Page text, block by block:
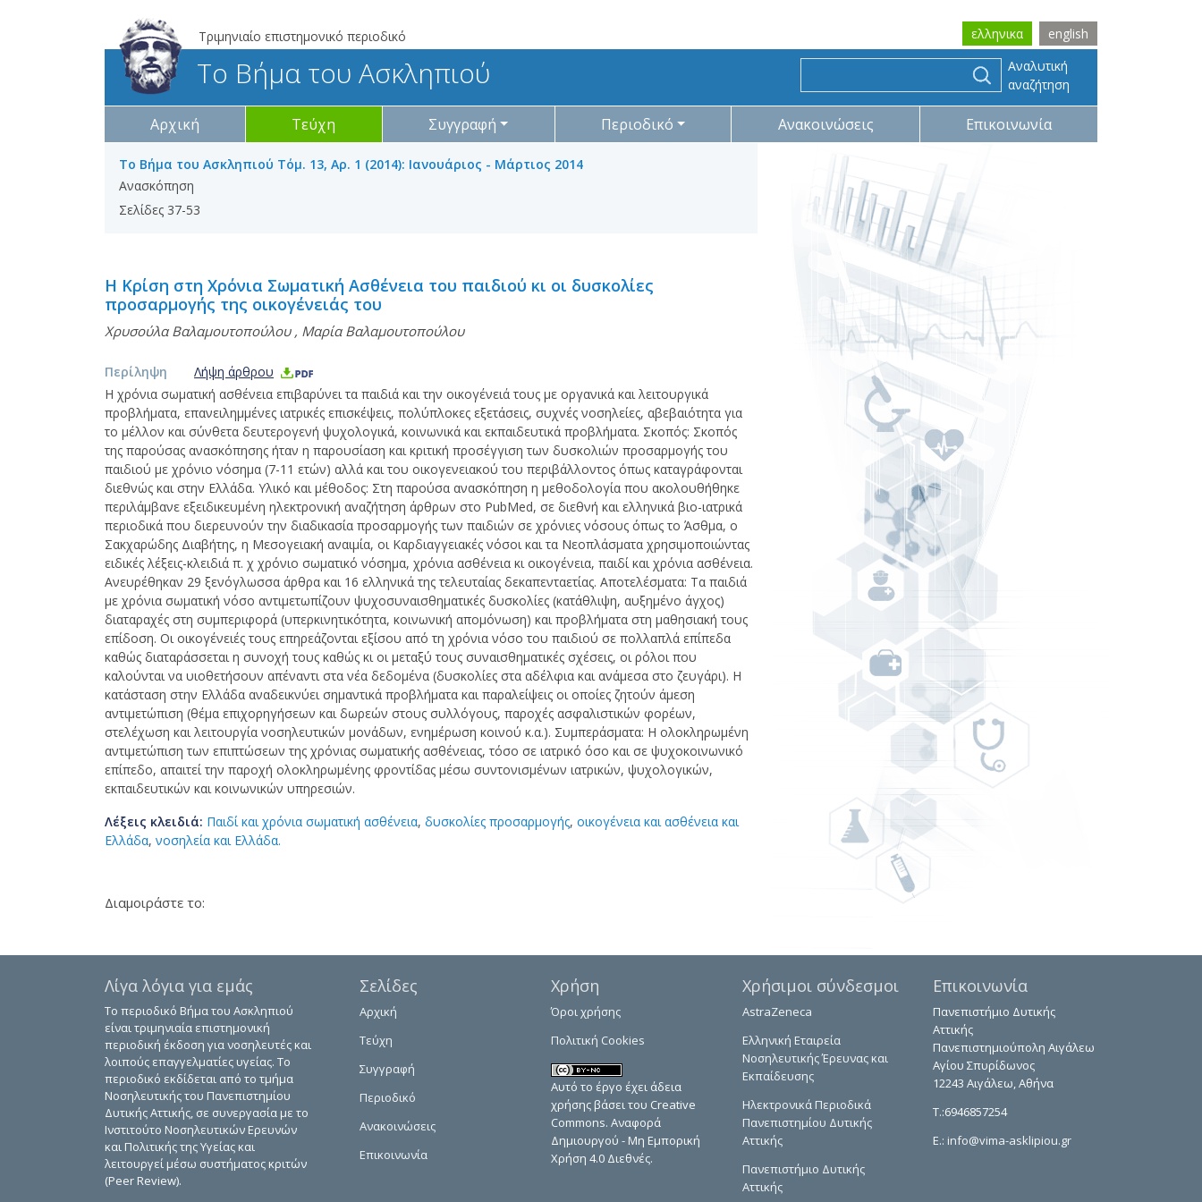
Τριμηνιαίο επιστημονικό περιοδικό ελληνικα english
Το Βήμα του Ασκληπιού
Αναλυτική
αναζήτηση
Αρχική Τεύχη Συγγραφή Περιοδικό Ανακοινώσεις Επικοινωνία
Το Βήμα του Ασκληπιού Τόμ. 13, Αρ. 1 (2014): Ιανουάριος - Μάρτιος 2014
Ανασκόπηση
Σελίδες 37-53
Η Κρίση στη Χρόνια Σωματική Ασθένεια του παιδιού κι οι δυσκολίες
προσαρμογής της οικογένειάς του
Χρυσούλα Βαλαμουτοπούλου, Μαρία Βαλαμουτοπούλου
Περίληψη
Λήψη άρθρου
Η χρόνια σωματική ασθένεια επιβαρύνει τα παιδιά και την οικογένειά τους με οργανικά και λειτουργικά
προβλήματα, επανειλημμένες ιατρικές επισκέψεις, πολύπλοκες εξετάσεις, συχνές νοσηλείες, αβεβαιότητα για
το μέλλον και σύνθετα δευτερογενή ψυχολογικά, κοινωνικά και εκπαιδευτικά προβλήματα. Σκοπός: Σκοπός
της παρούσας ανασκόπησης ήταν η παρουσίαση και κριτική προσέγγιση των δυσκολιών προσαρμογής του
παιδιού με χρόνιο νόσημα (7-11 ετών) αλλά και του οικογενειακού του περιβάλλοντος όπως καταγράφονται
διεθνώς και στην Ελλάδα. Υλικό και μέθοδος: Στη παρούσα ανασκόπηση η μεθοδολογία που ακολουθήθηκε
περιλάμβανε εξειδικευμένη ηλεκτρονική αναζήτηση άρθρων στο PubMed, σε διεθνή και ελληνικά βιο-ιατρικά
περιοδικά που διερευνούν την διαδικασία προσαρμογής των παιδιών σε χρόνιες νόσους όπως το Άσθμα, ο
Σακχαρώδης Διαβήτης, η Μεσογειακή αναιμία, οι Καρδιαγγειακές νόσοι και τα Νεοπλάσματα χρησιμοποιώντας
ειδικές λέξεις-κλειδιά π. χ χρόνιο σωματικό νόσημα, χρόνια ασθένεια κι οικογένεια, παιδί και χρόνια ασθένεια.
Ανευρέθηκαν 29 ξενόγλωσσα άρθρα και 16 ελληνικά της τελευταίας δεκαπενταετίας. Αποτελέσματα: Τα παιδιά
με χρόνια σωματική νόσο αντιμετωπίζουν ψυχοσυναισθηματικές δυσκολίες (κατάθλιψη, αυξημένο άγχος)
διαταραχές στη συμπεριφορά (υπερκινητικότητα, κοινωνική απομόνωση) και προβλήματα στη μαθησιακή τους
επίδοση. Οι οικογένειές τους επηρεάζονται εξίσου από τη χρόνια νόσο του παιδιού σε πολλαπλά επίπεδα
καθώς διαταράσσεται η συνοχή τους καθώς κι οι μεταξύ τους συναισθηματικές σχέσεις, οι ρόλοι που
καλούνται να υιοθετήσουν απέναντι στα νέα δεδομένα (δυσκολίες στα αδέλφια και ανάμεσα στο ζευγάρι). H
κατάσταση στην Ελλάδα αναδεικνύει σημαντικά προβλήματα και παραλείψεις οι οποίες ζητούν άμεση
αντιμετώπιση (θέμα επιχορηγήσεων και δωρεών στους συλλόγους, παροχές ασφαλιστικών φορέων,
στελέχωση και λειτουργία νοσηλευτικών μονάδων, ενημέρωση κοινού κ.α.). Συμπεράσματα: Η ολοκληρωμένη
αντιμετώπιση των επιπτώσεων της χρόνιας σωματικής ασθένειας, τόσο σε ιατρικό όσο και σε ψυχοκοινωνικό
επίπεδο, απαιτεί την παροχή ολοκληρωμένης φροντίδας μέσω συντονισμένων ιατρικών, ψυχολογικών,
εκπαιδευτικών και κοινωνικών υπηρεσιών.
Λέξεις κλειδιά: Παιδί και χρόνια σωματική ασθένεια, δυσκολίες προσαρμογής, οικογένεια και ασθένεια και
Ελλάδα, νοσηλεία και Ελλάδα.
Διαμοιράστε το:
Λίγα λόγια για εμάς
Το περιοδικό Βήμα του Ασκληπιού
είναι τριμηνιαία επιστημονική
περιοδική έκδοση για νοσηλευτές και
λοιπούς επαγγελματίες υγείας. Το
περιοδικό εκδίδεται από το τμήμα
Νοσηλευτικής του Πανεπιστημίου
Δυτικής Αττικής, σε συνεργασία με το
Ινστιτούτο Νοσηλευτικών Ερευνών
και Πολιτικής της Υγείας και
λειτουργεί μέσω συστήματος κριτών
(Peer Review).
Σελίδες
Αρχική
Τεύχη
Συγγραφή
Περιοδικό
Ανακοινώσεις
Επικοινωνία
Χρήση
Όροι χρήσης
Πολιτική Cookies
Αυτό το έργο έχει άδεια
χρήσης βάσει του Creative
Commons. Αναφορά
Δημιουργού - Μη Εμπορική
Χρήση 4.0 Διεθνές.
Χρήσιμοι σύνδεσμοι
AstraZeneca
Ελληνική Εταιρεία
Νοσηλευτικής Έρευνας και
Εκπαίδευσης
Ηλεκτρονικά Περιοδικά
Πανεπιστημίου Δυτικής
Αττικής
Πανεπιστήμιο Δυτικής
Αττικής
Επικοινωνία
Πανεπιστήμιο Δυτικής
Αττικής
Πανεπιστημιούπολη Αιγάλεω
Αγίου Σπυρίδωνος
12243 Αιγάλεω, Αθήνα
T.:6946857254
E.: info@vima-asklipiou.gr